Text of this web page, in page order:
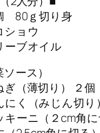
80ｇ切り身
ショウ
ーブオイル
ソース）
ぎ（薄切り） ２個
にく（みじん切り
キーニ（２cm角